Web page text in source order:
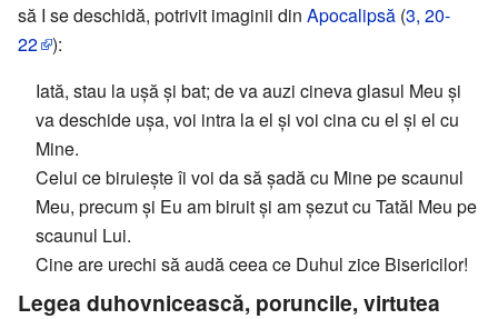
să I se deschidă, potrivit imaginii din Apocalipsă (3, 20-
22 ):
Iată, stau la ușă și bat; de va auzi cineva glasul Meu și
va deschide ușa, voi intra la el și voi cina cu el și el cu
Mine.
Celui ce biruiește îi voi da să șadă cu Mine pe scaunul
Meu, precum și Eu am biruit și am șezut cu Tatăl Meu pe
scaunul Lui.
Cine are urechi să audă ceea ce Duhul zice Bisericilor!
Legea duhovnicească, poruncile, virtutea